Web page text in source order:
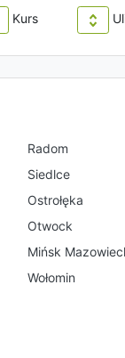
Kurs
Radom
Siedlce
Ostrołęka
Otwock
Mińsk
Wołomin